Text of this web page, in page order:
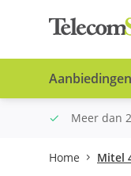
Aanbiedingen
Meer dan
Home Mitel